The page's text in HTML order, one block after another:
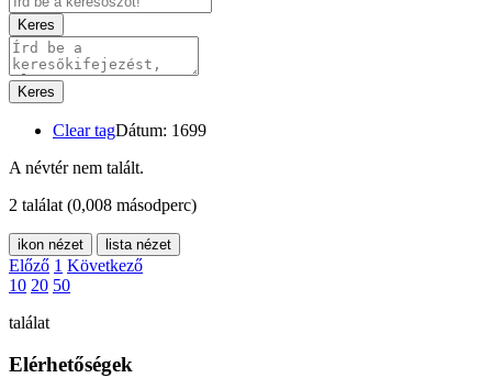
Keres
Keres
Clear tagDátum: 1699
A névtér nem talált.
2 találat (0,008 másodperc)
ikon nézet lista nézet
Előző 1 Következő
10 20 50
találat
Elérhetőségek